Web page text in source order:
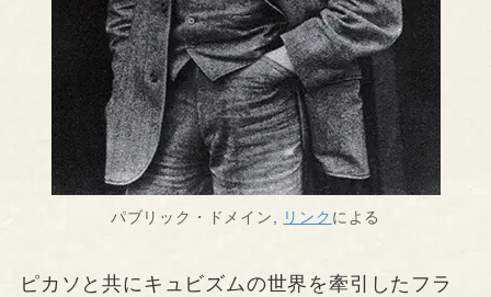
パブリック・ドメイン, リンク による
ピカソと共にキュビズムの世界を牽引したフラ